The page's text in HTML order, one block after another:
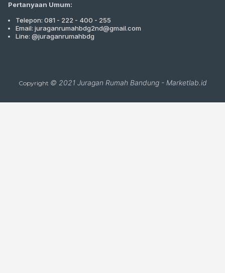
Pertanyaan Umum:
Telepon: 081 - 222 - 400 - 255
Email: juraganrumahbdg2nd@gmail.com
Line: @juraganrumahbdg
Copyright © 2021 Juragan Rumah Bandung- Marketlab.id